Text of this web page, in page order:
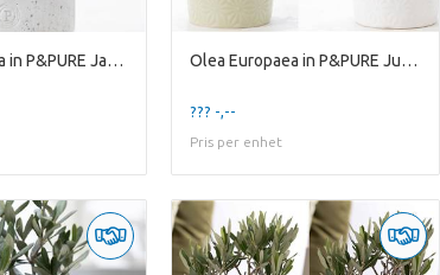
Olea Europaea in P&PURE Jade ceramics Olea Europaea in P&PURE Juliette ceramics ass. 2
??? -,--
Pris per enhet